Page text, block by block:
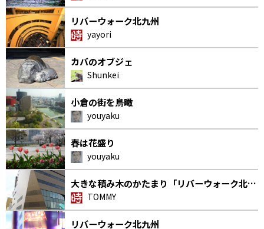
リバーウォーク北九州
yayori
カバのオブジェ
Shunkei
小倉の街を鳥瞰
youyaku
春は花盛り
youyaku
大きな積み木のかたまり「リバーウォーク北…
TOMMY
リバーウォーク北九州